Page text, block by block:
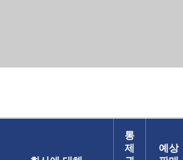
통
제
예상